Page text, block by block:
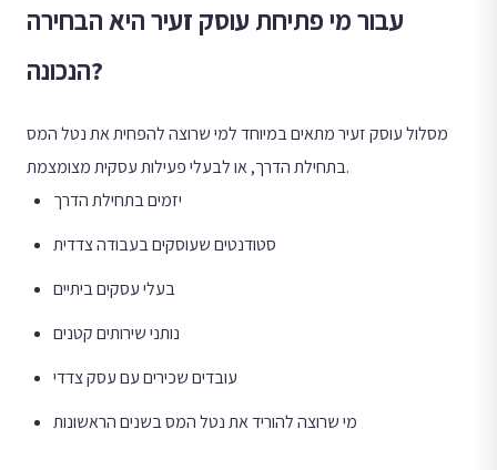
עבור מי פתיחת עוסק זעיר היא הבחירה
הנכונה?
מסלול עוסק זעיר מתאים במיוחד למי שרוצה להפחית את נטל המס
בתחילת הדרך, או לבעלי פעילות עסקית מצומצמת.
יזמים בתחילת הדרך
סטודנטים שעוסקים בעבודה צדדית
בעלי עסקים ביתיים
נותני שירותים קטנים
עובדים שכירים עם עסק צדדי
מי שרוצה להוריד את נטל המס בשנים הראשונות